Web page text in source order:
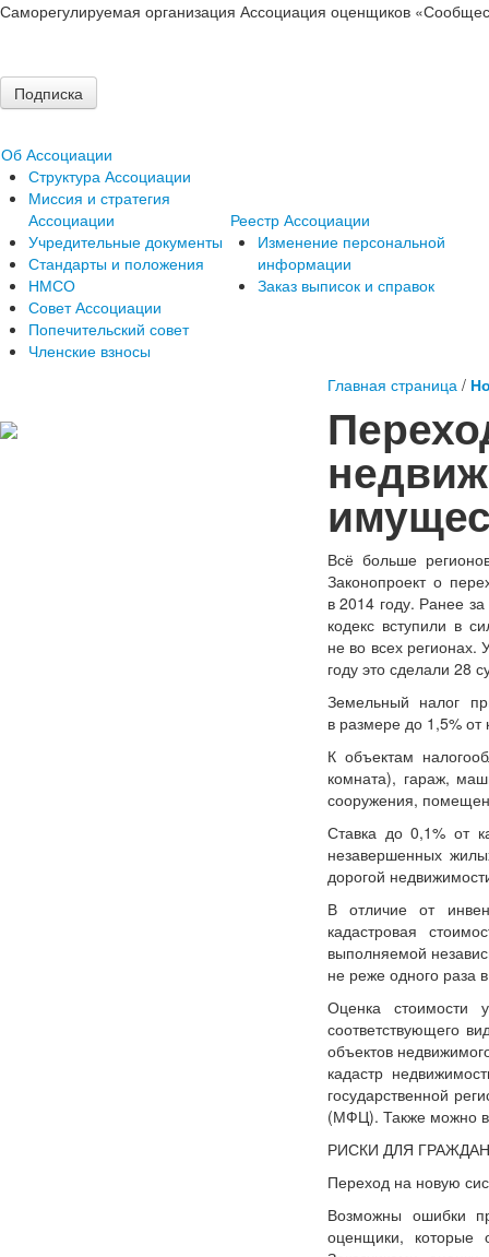
Саморегулируемая организация Ассоциация оценщиков
Подписка
Об Ассоциации
Структура Ассоциации
Миссия и стратегия
Ассоциации
Учредительные документы
Стандарты и положения
НМСО
Совет Ассоциации
Попечительский совет
Членские взносы
Реестр Ассоциации
Изменение персональной
информации
Заказ выписок и справок
Главная страница /
Всё больше
Законопроект о
в 2014 году. Ранее
кодекс вступили в
не во всех регионах.
году это сделали 28
Земельный налог
в размере до 1,5% от
К объектам
комната), гараж,
сооружения,
Ставка до 0,1% от
незавершенных
дорогой
В отличие от
кадастровая
выполняемой
не реже одного раза
Оценка стоимости
соответствующего
объектов
кадастр
государственной
(МФЦ). Также можно
РИСКИ ДЛЯ ГРАЖДАН
Переход на новую
Возможны ошибки
оценщики, которые